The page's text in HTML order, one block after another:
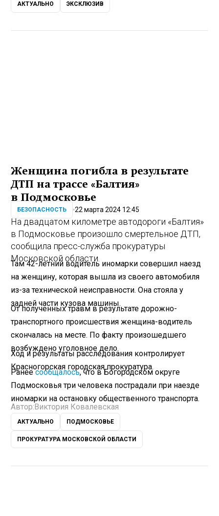
АКТУАЛЬНО ЭКСКЛЮЗИВ
Женщина погибла в результате
ДТП на трассе «Балтия»
в Подмосковье
БЕЗОПАСНОСТЬ 22 марта 2024 12:45
На двадцатом километре автодороги «Балтия»
в Подмосковье произошло смертельное ДТП,
сообщила пресс-служба прокуратуры
Московской области.
Там 42-летний водитель иномарки совершил наезд
на женщину, которая вышла из своего автомобиля
из-за технической неисправности. Она стояла у
задней части кузова машины.
От полученных травм в результате дорожно-
транспортного происшествия женщина-водитель
скончалась на месте. По факту произошедшего
возбуждено уголовное дело.
Ход и результаты расследования контролирует
Красногорская городская прокуратура.
Ранеесообщалось, что в Богородском округе
Подмосковья три человека пострадали при наезде
иномарки на остановку общественного транспорта.
Автор: Виктория Ковалевская
АКТУАЛЬНО ПОДМОСКОВЬЕ
ПРОКУРАТУРА МОСКОВСКОЙ ОБЛАСТИ